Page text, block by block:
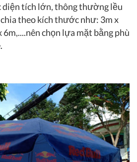
diện tích lớn, thông thường lều
theo kích thước như: 3m x
6m,....nên chọn lựa mặt bằng phù